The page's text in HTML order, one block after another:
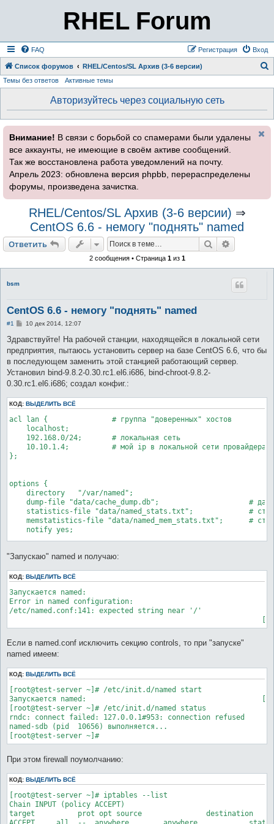
RHEL Forum
FAQ Вход
Регистрация
Список форумов RHEL/Centos/SL Архив (3-6 версии)
Темы без ответов Активные темы
Авторизуйтесь через социальную сеть
Внимание! В связи с борьбой со спамерами были удалены
все аккаунты, не имеющие в своём активе сообщений.
Так же восстановлена работа уведомлений на почту.
Апрель 2023: обновлена версия phpbb, перераспределены
форумы, произведена зачистка.
RHEL/Centos/SL Архив (3-6 версии) ⇒
CentOS 6.6 - немогу "поднять" named
Ответить Поиск
2 сообщения • Страница 1из 1
bsm
CentOS 6.6 - немогу "поднять" named
#1
С
о
щ
е
и
е
10 дек 2014, 12:07
Здравствуйте! На рабочей станции, находящейся в локальной сети
предприятия, пытаюсь установить сервер на базе CentOS 6.6, что бы
в последующем заменить этой станцией работающий сервер.
Установил bind-9.8.2-0.30.rc1.el6.i686, bind-chroot-9.8.2-
0.30.rc1.el6.i686; создал конфиг.:
КОД: ВЫДЕЛИТЬ ВСЁ
acl lan {		# группа "доверенных" хостов
    localhost;
    192.168.0/24;	# локальная сеть
    10.10.1.4;		# мой ip в локальной сети провайдера
};
options {
    directory 	"/var/named";
    dump-file "data/cache_dump.db";			# дамп файл
    statistics-file "data/named_stats.txt";		# статистика
    memstatistics-file "data/named_mem_stats.txt";	# статистика использования памяти
    notify yes;
    listen-on { 127.0.0.1; 192.168.0.1; };
    listen-on-v6 port 53 { ::1; };
    query-source    port 53;
    query-source-v6 port 53;
# Пнд 12 Дек 2011 10:17:39 - "чёрный" список,- запросы не
    blackhole { 192.168.100/24; };
    allow-query { lan; };		# разрешить запросы группе "доверенных" хостов
    allow-recursion { lan; };		# разрешить рекурсивные запросы группе "доверенных" хостов
    allow-transfer { none; };		# запретить всем пересылку зоны
    recursion yes;
    dnssec-enable yes;
    dnssec-validation yes;
    dnssec-lookaside auto;
    /* Path to ISC DLV key */
};
logging {
    channel default_debug {
        file "data/named.run";	# log работы named
"Запускаю" named и получаю:
КОД: ВЫДЕЛИТЬ ВСЁ
Запускается named:
Error in named configuration:
/etc/named.conf:141: expected string near '/'
Если в named.conf исключить секцию controls, то при "запуске"
named имеем:
КОД: ВЫДЕЛИТЬ ВСЁ
[root@test-server ~]# /etc/init.d/named start
Запускается named:                                         [
[root@test-server ~]# /etc/init.d/named status
rndc: connect failed: 127.0.0.1#953: connection refused
named-sdb (pid  10656) выполняется...
При этом firewall поумолчанию:
КОД: ВЫДЕЛИТЬ ВСЁ
[root@test-server ~]# iptables --list
Chain INPUT (policy ACCEPT)
target          prot opt source